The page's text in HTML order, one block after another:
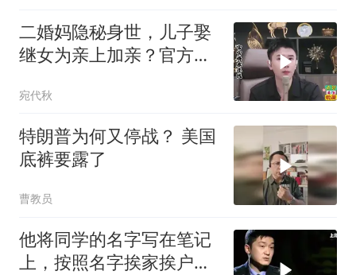
二婚妈隐秘身世，儿子娶
继女为亲上加亲？官方怒
宛代秋
特朗普为何又停战？ 美国
底裤要露了
曹教员
他将同学的名字写在笔记
上，按照名字挨家挨户去